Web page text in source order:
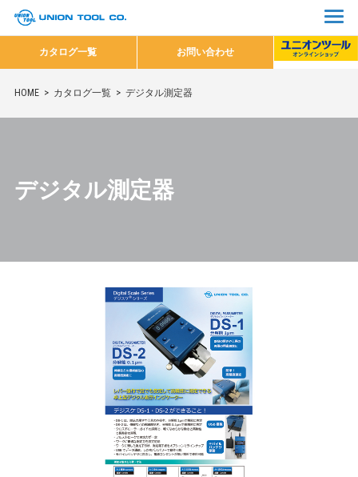
カタログ一覧 お問い合わせ
HOME カタログ一覧 デジタル測定器
デジタル測定器